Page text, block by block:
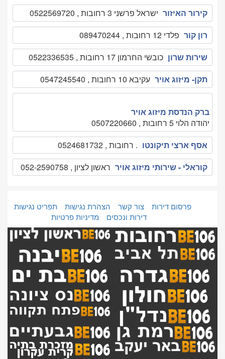
קירור האיזור ישראל פרשני 3 רחובות , 0522569720
רון קור פלדי 12 רחובות , 089470244
שירות שרון כובשי החרמון 17 רחובות , 0522336535
תקן- מיזוג אויר עקיבא 10 רחובות , 0547245540
ברק הנדסת מיזוג אויר
יהודה הלוי 5 רחובות , 0507220660
אסף ארצי תיקונטו . רחובות , 0524681732
קוראלי - שירותי מיזוג אויר ראשון לציון , 052-2590758
פרסום דירות צור קשר הצהרת נגישות
תפריט נגישות
דירות ונכסים
מדיניות פרטיות